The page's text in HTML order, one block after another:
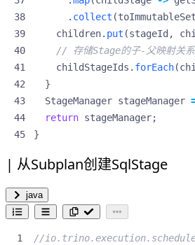
. collect (toImmutableSet
children. put (stageId ,
// 存储Stage的子-父映射关系
childStageIds . forEach(
}
StageManager stageManager
return stageManager;
}
从Subplan创建SqlStage
java
//